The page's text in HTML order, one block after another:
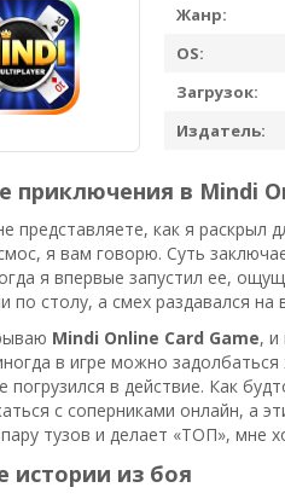
Жанр:
OS:
Загрузок:
Издатель:
приключения в Mindi
представляете, как я раскрыл
я вам говорю. Суть
я впервые запустил ее,
по столу, а смех раздавался на
Mindi Online Card Game, и
в игре можно
погрузился в действие. Как
с соперниками онлайн, а
тузов и делает «ТОП», мне
из боя